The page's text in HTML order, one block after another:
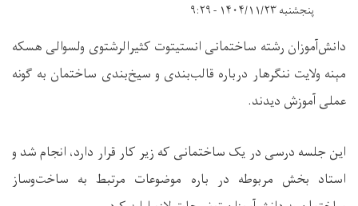
پنجشنبه ۱۴۰۴/۱۱/۲۳ - ۹:۲۹
دانش‌آموزان رشته ساختمانی انستیتوت کثیرالرشتوی ولسوالی هسکه
مېنه ولایت ننگرهار درباره قالب‌بندی و سیخ‌بندی ساختمان به گونه
عملی آموزش دیدند.
این جلسه درسی در یک ساختمانی که زیر کار قرار دارد، انجام شد و
استاد بخش مربوطه در باره موضوعات مرتبط به ساخت‌وساز